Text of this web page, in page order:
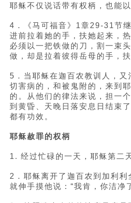
耶稣不仅说话带有权柄，也能
4．《马可福音》1章29-31节
进前拉着她的手，扶她起来，
必须以一把铁做的刀，割一束
做，却是拉着彼得岳母的手，
5．当耶稣在迦百农教训人，
切害病的，和被鬼附的，来到
的。从他们的律法来说，担一
到黄昏、天晚日落安息日结束
都有功效。
耶稣赦罪的权柄
1. 经过忙碌的一天，耶稣第二
2．耶稣离开了迦百农到加利
就伸手摸他说：“我肯，你洁净